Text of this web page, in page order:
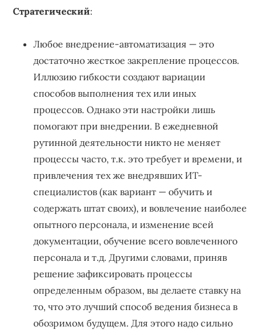
Стратегический:
Любое внедрение-автоматизация — это
достаточно жесткое закрепление процессов.
Иллюзию гибкости создают вариации
способов выполнения тех или иных
процессов. Однако эти настройки лишь
помогают при внедрении. В ежедневной
рутинной деятельности никто не меняет
процессы часто, т.к. это требует и времени, и
привлечения тех же внедрявших ИТ-
специалистов (как вариант — обучить и
содержать штат своих), и вовлечение наиболее
опытного персонала, и изменение всей
документации, обучение всего вовлеченного
персонала и т.д. Другими словами, приняв
решение зафиксировать процессы
определенным образом, вы делаете ставку на
то, что это лучший способ ведения бизнеса в
обозримом будущем. Для этого надо сильно